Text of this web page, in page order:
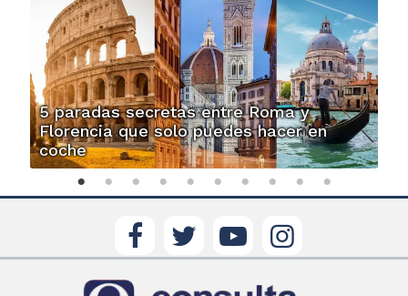
5 paradas secretas entre Roma y
Florencia que solo puedes hacer en
coche